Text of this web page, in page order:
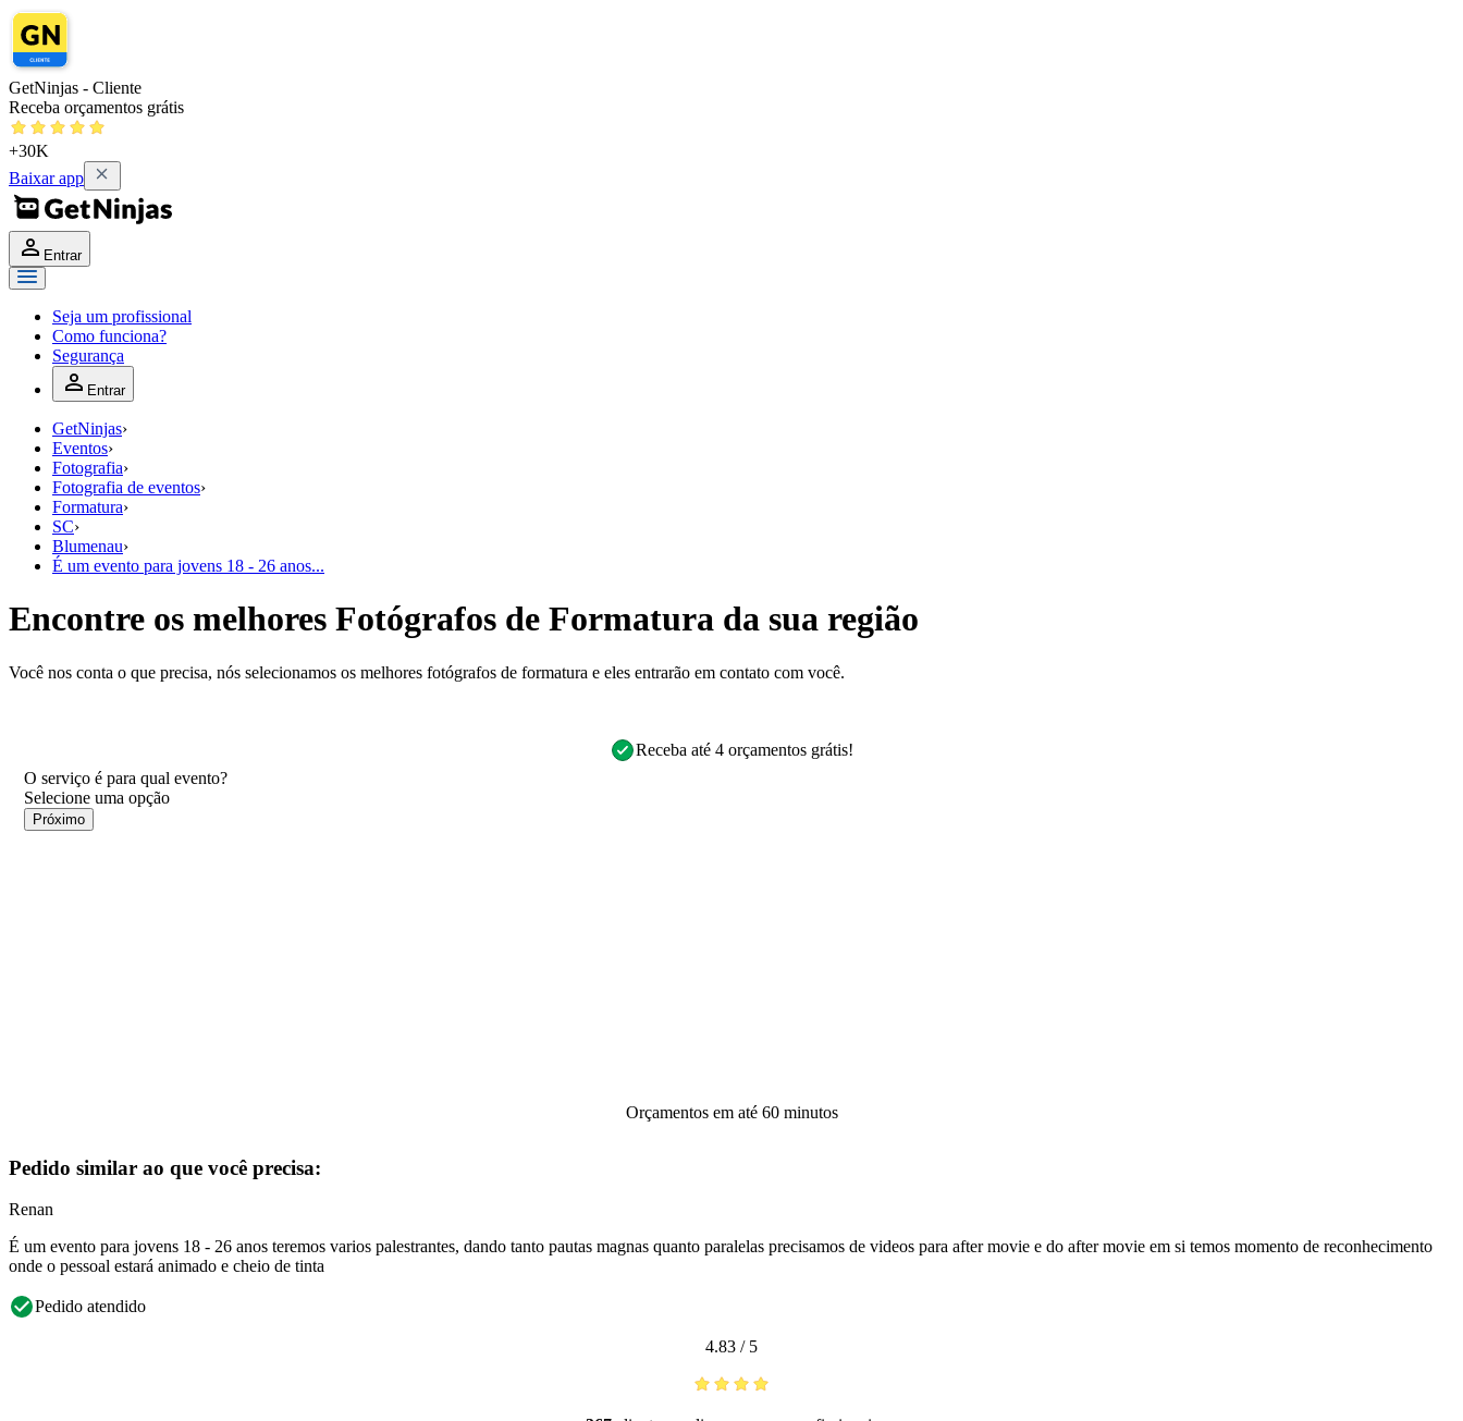
GetNinjas - Cliente
Receba orçamentos grátis
+30K
Baixar app
Entrar
Seja um profissional
Como funciona?
Segurança
Entrar
GetNinjas›
Eventos›
Fotografia›
Fotografia de eventos›
Formatura›
SC›
Blumenau›
É um evento para jovens 18 - 26 anos...
Encontre os melhores Fotógrafos de Formatura da sua região
Você nos conta o que precisa, nós selecionamos os melhores fotógrafos de formatura e eles entrarão em contato com você.
Receba até 4 orçamentos grátis!
O serviço é para qual evento?
Próximo
Orçamentos em até 60 minutos
Pedido similar ao que você precisa:
Renan
É um evento para jovens 18 - 26 anos teremos varios palestrantes, dando tanto pautas magnas quanto paralelas precisamos de videos para after movie e do after movie em si temos momento de reconhecimento
onde o pessoal estará animado e cheio de tinta
Pedido atendido
4.83 / 5